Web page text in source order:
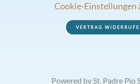
Cookie-Einstellungen
VERTRAG
Powered by St. Padre Pio